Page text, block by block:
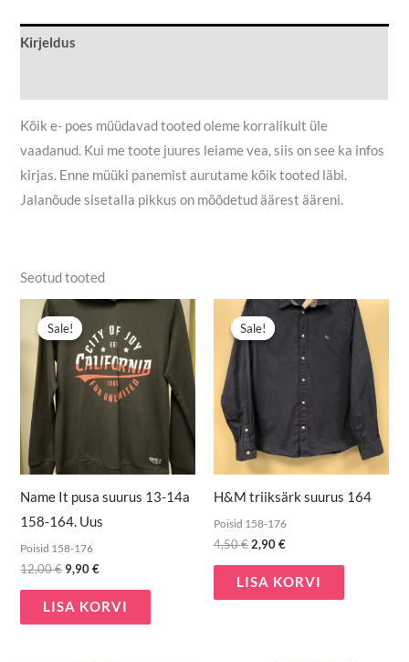
Kirjeldus
Kõik e- poes müüdavad tooted oleme korralikult üle
vaadanud. Kui me toote juures leiame vea, siis on see ka infos
kirjas. Enne müüki panemist aurutame kõik tooted läbi.
Jalanõude sisetalla pikkus on mõõdetud äärest ääreni.
Seotud tooted
Sale!
Sale!
Name It pusa suurus 13-14a
158-164. Uus
Poisid 158-176
12,00€
Algne
hind
oli:
12,00 €.
9,90€
Praegune
on:
9,90 €.
LISA KORVI
Sale!
Sale!
H&M triiksärk suurus 164
Poisid 158-176
4,50€
Algne
hind
oli:
2,90€
Praegune
LISA KORVI